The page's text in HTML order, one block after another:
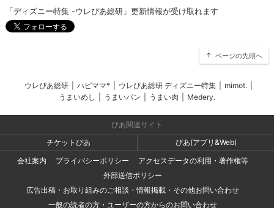
「ディズニー特集 -ウレぴあ総研」更新情報が受け取れます
ページの先頭へ
ウレぴあ総研 ハピママ* ウレぴあ総研 ディズニー特集 mimot.
うまいめし
うまいパン うまい肉 Medery.
ぴあ関連サイト
チケットぴあ
ぴあ(アプリ&Web)
会社案内
プライバシーポリシー
アクセスデータの利用・著作権等
外部送信ポリシー
広告出稿・お取り組みのご相談・情報掲載・その他お問い合わせ
一般の読者の方・ユーザーの方からのお問い合わせ